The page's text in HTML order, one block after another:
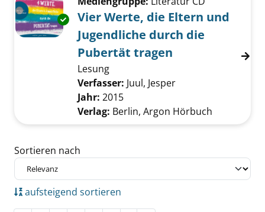
Exemplar-Details von Vier Werte, die Eltern
Vier Werte, die Eltern und
Jugendliche durch die
Pubertät tragen
Lesung
Verfasser: Juul, Jesper
Jahr: 2015
Verlag: Berlin, Argon Hörbuch
Zu den Suchfiltern springen
Sortieren nach
aufsteigend sortieren